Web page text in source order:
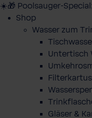
☀️🎁 Poolsauger-
Shop
Wasser zum
Untertisch
Gläser &